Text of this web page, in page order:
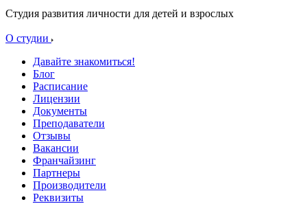
Студия развития личности для детей и взрослых
О студии
Давайте знакомиться!
Блог
Расписание
Лицензии
Документы
Преподаватели
Отзывы
Вакансии
Франчайзинг
Партнеры
Производители
Реквизиты